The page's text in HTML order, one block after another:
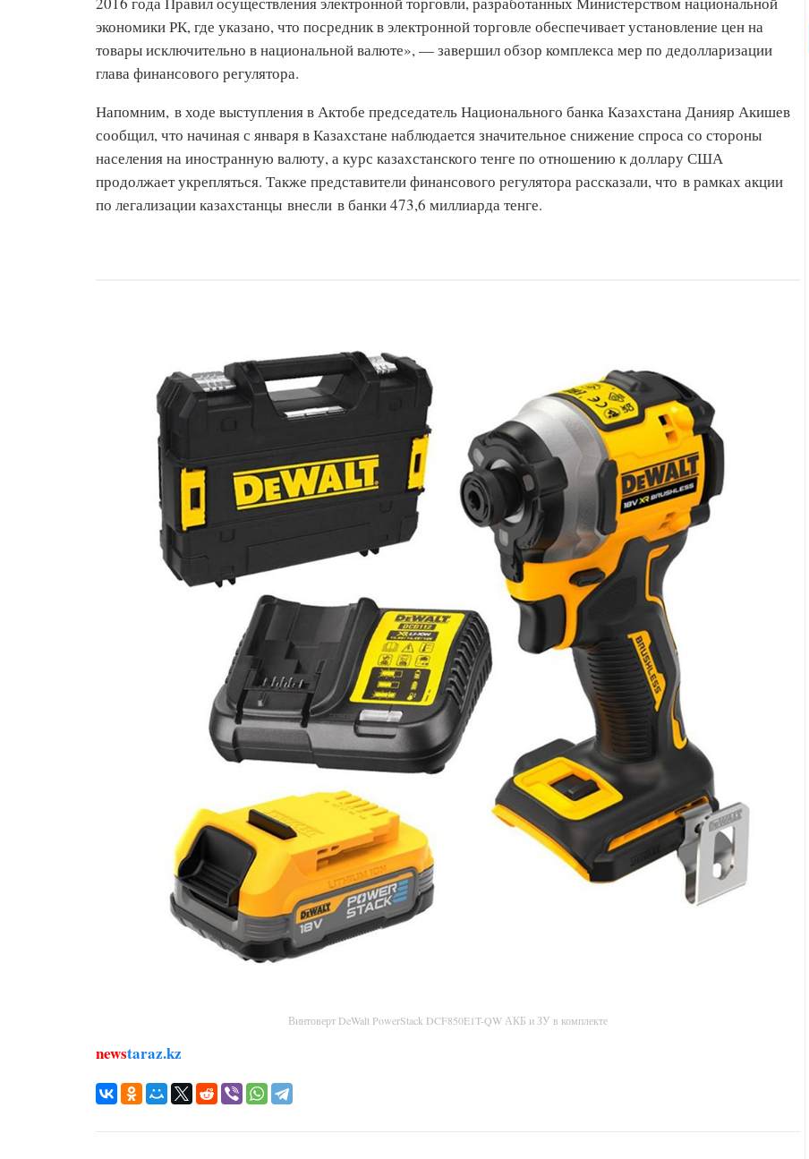
экономики РК, где указано, что посредник в электронной торговле обеспечивает установление цен на
товары исключительно в национальной валюте», — завершил обзор комплекса мер по дедолларизации
глава финансового регулятора.
Напомним, в ходе выступления в Актобе председатель Национального банка Казахстана Данияр Акишев
сообщил, что начиная с января в Казахстане наблюдается значительное снижение спроса со стороны
населения на иностранную валюту, а курс казахстанского тенге по отношению к доллару США
продолжает укрепляться. Также представители финансового регулятора рассказали, что в рамках акции
по легализации казахстанцы внесли в банки 473,6 миллиарда тенге.
Винтоверт DeWalt PowerStack DCF850E1T-QW АКБ и ЗУ в комплекте
newstaraz.kz